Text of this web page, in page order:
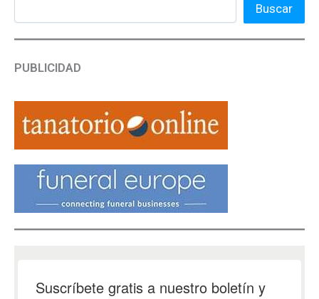
Buscar
PUBLICIDAD